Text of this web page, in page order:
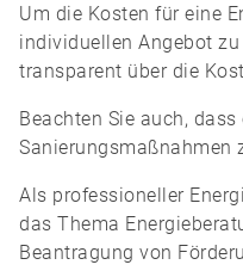
Um die Kosten für eine
individuellen Angebot
transparent über die
Beachten Sie auch,
Sanierungsmaßnahmen
Als professioneller
das Thema
Beantragung von